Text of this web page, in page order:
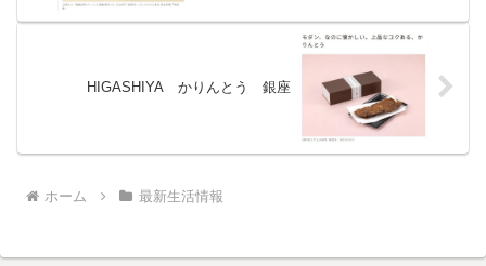
HIGASHIYA かりんとう 銀座
ホーム 最新生活情報